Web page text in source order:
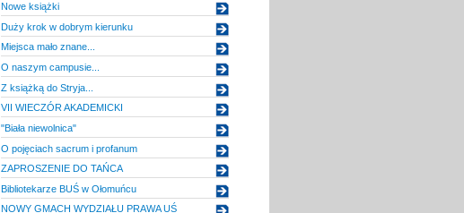
Nowe książki
Duży krok w dobrym kierunku
Miejsca mało znane...
O naszym campusie...
Z książką do Stryja...
VII WIECZÓR AKADEMICKI
"Biała niewolnica"
O pojęciach sacrum i profanum
ZAPROSZENIE DO TAŃCA
Bibliotekarze BUŚ w Ołomuńcu
NOWY GMACH WYDZIAŁU PRAWA UŚ